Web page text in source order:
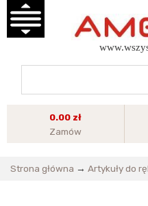
0.00 zł
Zamów
Strona główna → Artykuły do